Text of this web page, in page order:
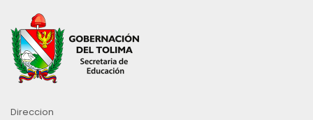
Direccion